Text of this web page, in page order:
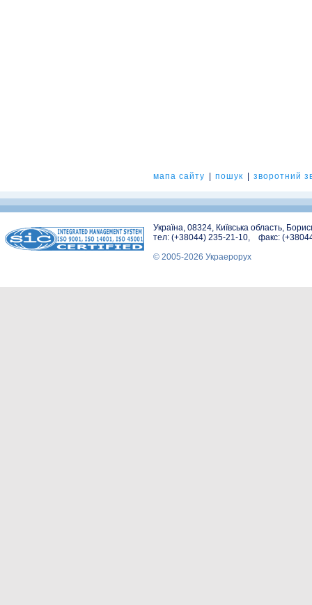
мапа сайту пошук зворотний
Україна, 08324, Київська область,
тел: (+38044) 235-21-10, факс:
© 2005-2026 Украерорух